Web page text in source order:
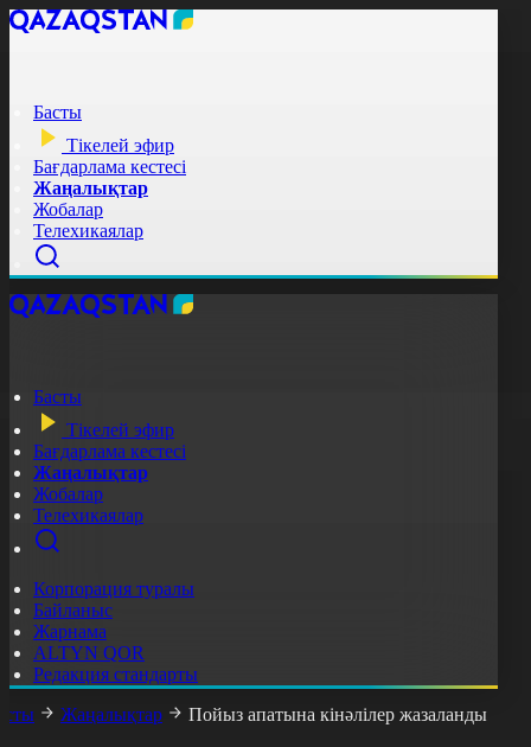
Басты
Тікелей эфир
Бағдарлама кестесі
Жаңалықтар
Жобалар
Телехикаялар
Басты
Тікелей эфир
Бағдарлама кестесі
Жаңалықтар
Жобалар
Телехикаялар
Корпорация туралы
Байланыс
Жарнама
ALTYN QOR
Редакция стандарты
Жаңалықтар Пойыз апатына кінәлілер жазаланды